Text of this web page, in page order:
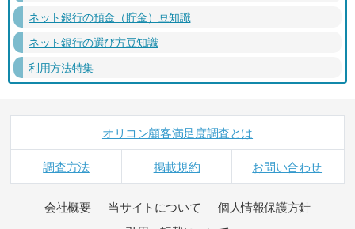
ネット銀行の預金（貯金）豆知識
ネット銀行の選び方豆知識
利用方法特集
オリコン顧客満足度調査とは
調査方法 掲載規約 お問い合わせ
会社概要 当サイトについて
個人情報保護方針